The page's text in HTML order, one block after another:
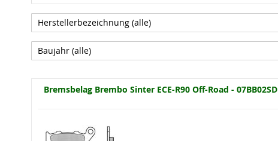
Bremsbelag Brembo Sinter ECE-R90 Off-Road - 07BB02SD